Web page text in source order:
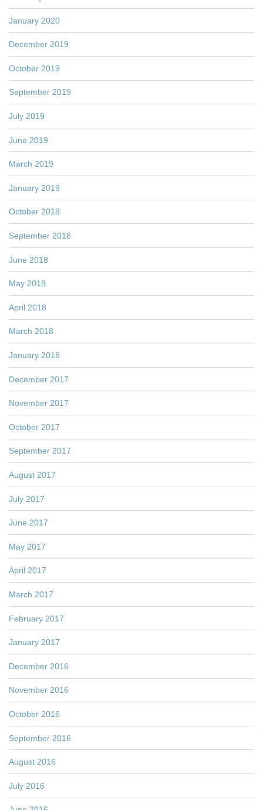
January 2020
December 2019
October 2019
September 2019
July 2019
June 2019
March 2019
January 2019
October 2018
September 2018
June 2018
May 2018
April 2018
March 2018
January 2018
December 2017
November 2017
October 2017
September 2017
August 2017
July 2017
June 2017
May 2017
April 2017
March 2017
February 2017
January 2017
December 2016
November 2016
October 2016
September 2016
August 2016
July 2016